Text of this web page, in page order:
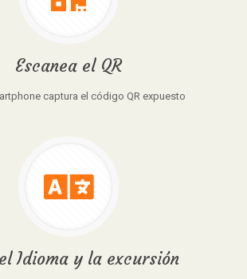
Escanea el QR
captura el código QR expuesto
Idioma y la excursión